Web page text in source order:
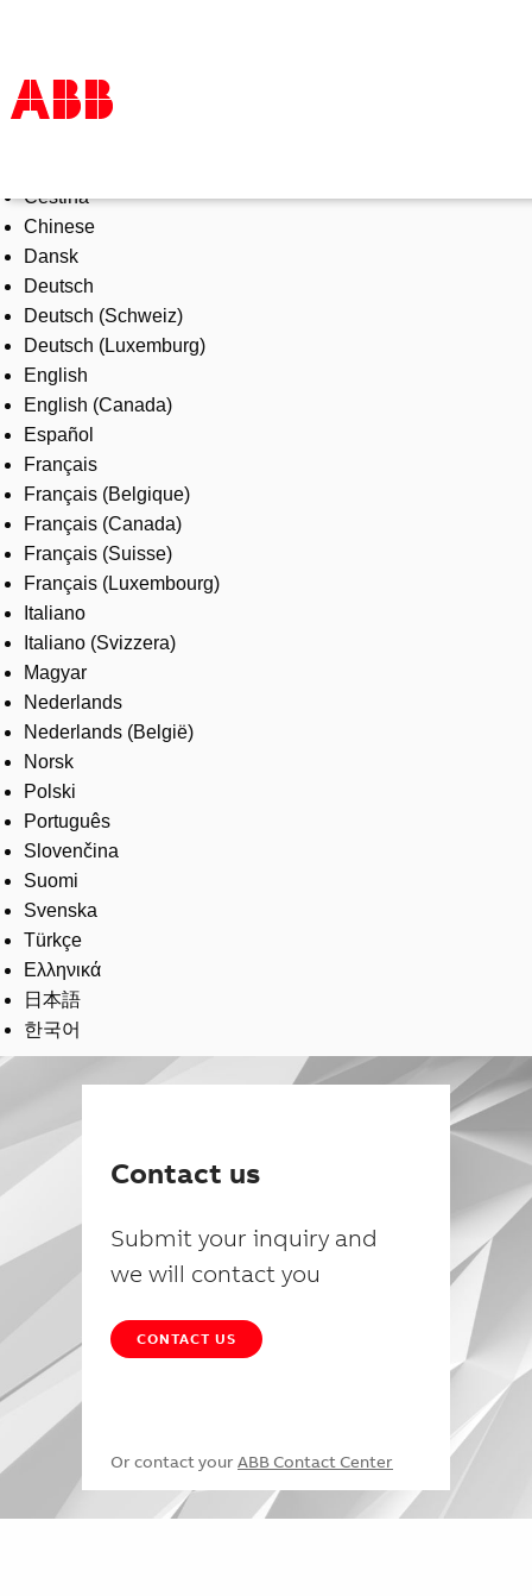
Products & Solutions
Industries
Services
About us
Where to buy
Contact us
Careers
Čeština
Chinese
Dansk
Deutsch
Deutsch (Schweiz)
Deutsch (Luxemburg)
English
English (Canada)
Español
Français
Français (Belgique)
Français (Canada)
Français (Suisse)
Français (Luxembourg)
Italiano
Italiano (Svizzera)
Magyar
Nederlands
Nederlands (België)
Norsk
Polski
Português
Slovenčina
Suomi
Svenska
Türkçe
Ελληνικά
日本語
한국어
Contact us
Submit your inquiry and
we will contact you
CONTACT US
Or contact your ABB Contact Center